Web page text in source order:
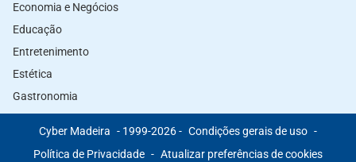
Economia e Negócios
Educação
Entretenimento
Estética
Gastronomia
Cyber Madeira - 1999-2026 - Condições gerais de uso -
Política de Privacidade - Atualizar preferências de cookies